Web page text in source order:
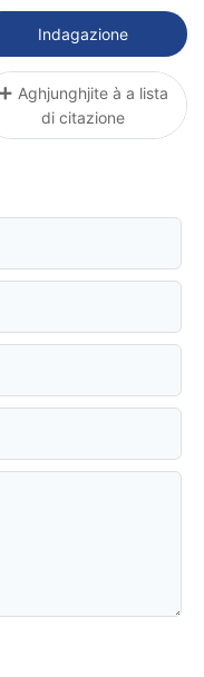
Sunwith Healthy
Indagazione
Aghjunghjite à a lista
di citazione